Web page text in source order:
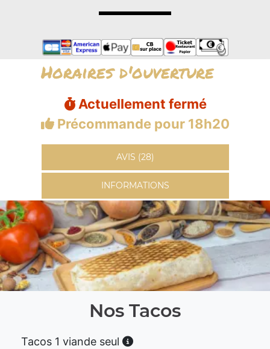
Horaires d'ouverture
Actuellement fermé
Précommande pour 18h20
AVIS (28)
INFORMATIONS
Nos Tacos
Tacos 1 viande seul